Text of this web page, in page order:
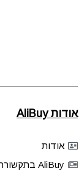
אודות AliBuy
אודות
AliBuy בתקשורת